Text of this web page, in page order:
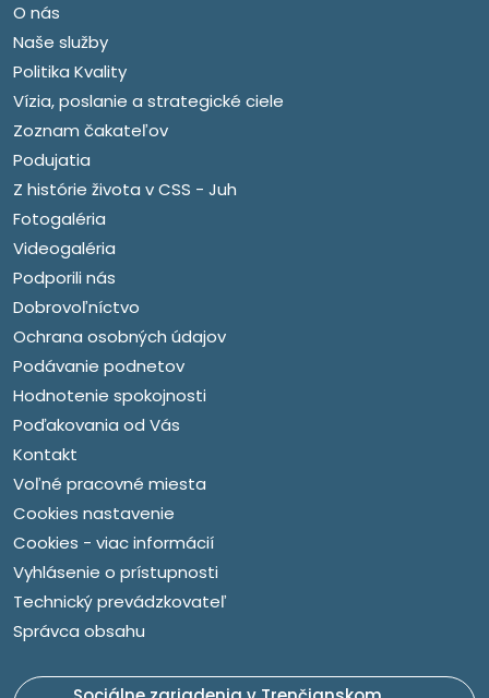
O nás
Naše služby
Politika Kvality
Vízia, poslanie a strategické ciele
Zoznam čakateľov
Podujatia
Z histórie života v CSS - Juh
Fotogaléria
Videogaléria
Podporili nás
Dobrovoľníctvo
Ochrana osobných údajov
Podávanie podnetov
Hodnotenie spokojnosti
Poďakovania od Vás
Kontakt
Voľné pracovné miesta
Cookies nastavenie
Cookies - viac informácií
Vyhlásenie o prístupnosti
Technický prevádzkovateľ
Správca obsahu